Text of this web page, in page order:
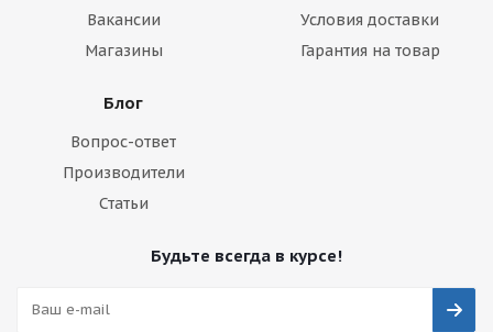
Вакансии
Магазины
Условия доставки
Гарантия на товар
Блог
Вопрос-ответ
Производители
Статьи
Будьте всегда в курсе!